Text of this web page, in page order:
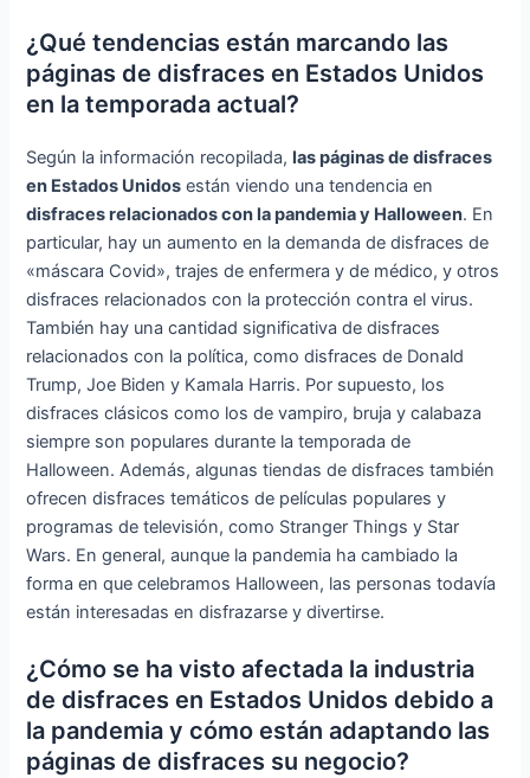
¿Qué tendencias están marcando las
páginas de disfraces en Estados Unidos
en la temporada actual?
Según la información recopilada,las páginas de disfraces
en Estados Unidos están viendo una tendencia en
disfraces relacionados con la pandemia y Halloween. En
particular, hay un aumento en la demanda de disfraces de
«máscara Covid», trajes de enfermera y de médico, y otros
disfraces relacionados con la protección contra el virus.
También hay una cantidad significativa de disfraces
relacionados con la política, como disfraces de Donald
Trump, Joe Biden y Kamala Harris. Por supuesto, los
disfraces clásicos como los de vampiro, bruja y calabaza
siempre son populares durante la temporada de
Halloween. Además, algunas tiendas de disfraces también
ofrecen disfraces temáticos de películas populares y
programas de televisión, como Stranger Things y Star
Wars. En general, aunque la pandemia ha cambiado la
forma en que celebramos Halloween, las personas todavía
están interesadas en disfrazarse y divertirse.
¿Cómo se ha visto afectada la industria
de disfraces en Estados Unidos debido a
la pandemia y cómo están adaptando las
páginas de disfraces su negocio?